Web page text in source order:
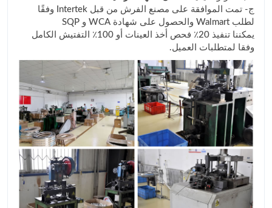
ج- تمت الموافقة على مصنع الفرش من قبل Intertek وفقًا
لطلب Walmart والحصول على شهادة WCA و SQP
يمكننا تنفيذ 20٪ فحص أخذ العينات أو 100٪ التفتيش الكامل
وفقا لمتطلبات العميل.